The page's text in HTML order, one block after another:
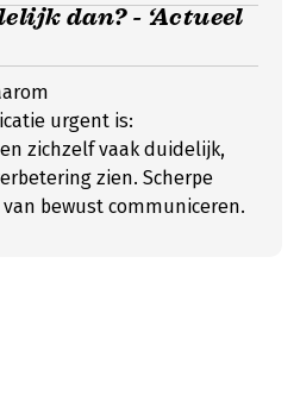
dan? - ‘Actueel
urgent is:
zichzelf vaak duidelijk,
zien. Scherpe
bewust communiceren.